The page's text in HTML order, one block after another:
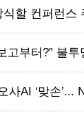
할 컨퍼런스
고부터?” 불
사AI ‘맞손’...